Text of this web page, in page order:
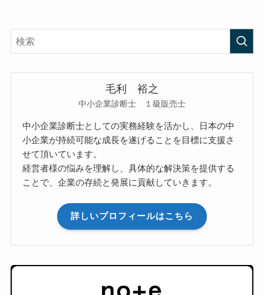
毛利 裕之
中小企業診断士 １級販売士
中小企業診断士としての実務経験を活かし、日本の中
小企業が持続可能な成長を遂げることを目標に支援さ
せて頂いています。
経営者様の悩みを理解し、具体的な解決策を提供する
ことで、企業の存続と発展に貢献していきます。
詳しいプロフィールはこちら